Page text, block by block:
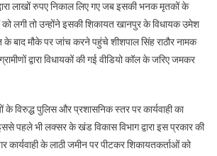
हुए
आग
बबूला
लाखों रुपए निकाल लिए गए जब इसकी भनक मृतकों के
को लगी तो उन्होंने इसकी शिकायत खानपुर के विधायक उमेश
के बाद मौके पर जांच करने पहुंचे शीशपाल सिंह राठौर नामक
द्वारा विधायकों की गई वीडियो कॉल के जरिए जमकर
के विरुद्ध पुलिस और प्रशासनिक स्तर पर कार्यवाही का
पहले भी लक्सर के खंड विकास विभाग द्वारा इस प्रकार की
कार्यवाही के लाठी जमीन पर पीटकर शिकायतकर्ताओं को